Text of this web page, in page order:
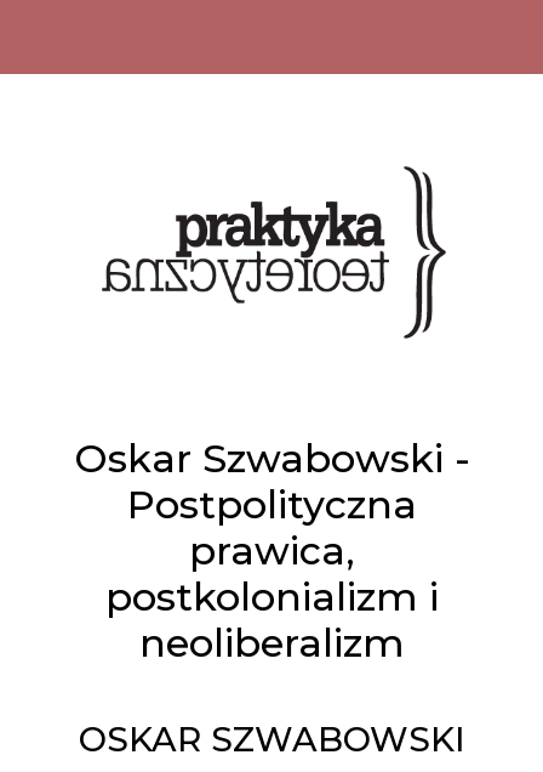
Oskar Szwabowski -
Postpolityczna
prawica,
postkolonializm i
neoliberalizm
OSKAR SZWABOWSKI